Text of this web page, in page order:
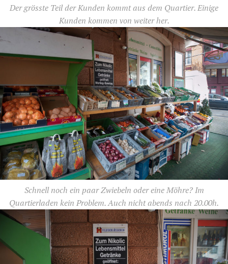
Der grösste Teil der Kunden kommt aus dem Quartier. Einige
Kunden kommen von weiter her.
Schnell noch ein paar Zwiebeln oder eine Möhre? Im
Quartierladen kein Problem. Auch nicht abends nach 20.00h.